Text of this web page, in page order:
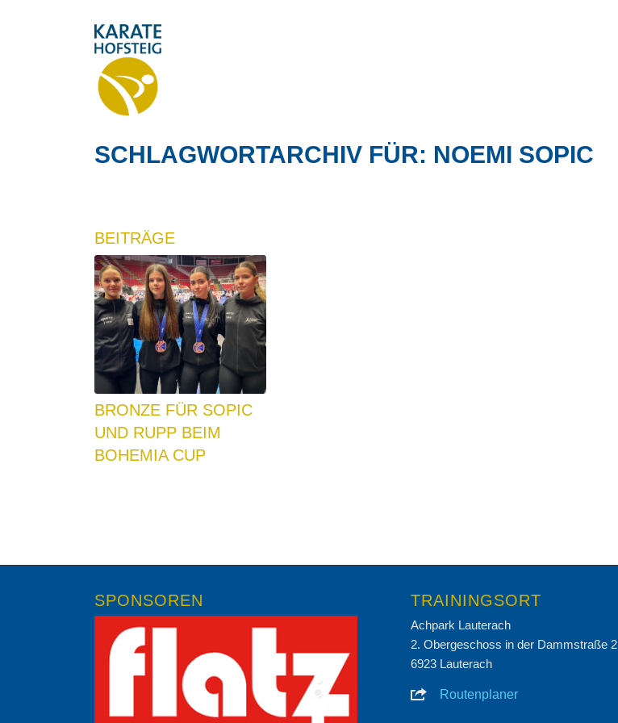
SCHLAGWORTARCHIV FÜR: NOEMI SOPIC
BEITRÄGE
BRONZE FÜR SOPIC
UND RUPP BEIM
BOHEMIA CUP
SPONSOREN TRAININGSORT
Achpark Lauterach
2. Obergeschoss in der Dammstraße 2
6923 Lauterach
Routenplaner